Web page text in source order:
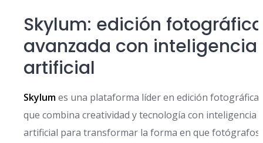
Skylum: edición fotográfica
avanzada con inteligencia
artificial
Skylumes una plataforma líder en edición fotográfica
que combina creatividad y tecnología con inteligencia
artificial para transformar la forma en que fotógrafos